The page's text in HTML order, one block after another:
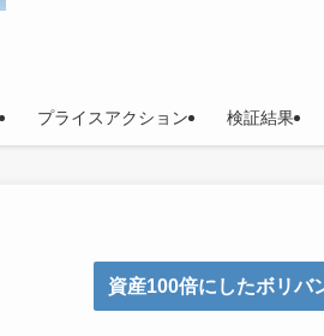
プライスアクション 検証結果
資産100倍にしたボリバ